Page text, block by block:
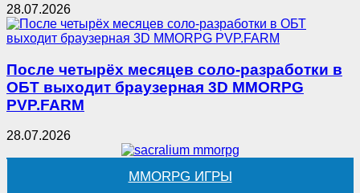
28.07.2026
После четырёх месяцев соло-разработки в
ОБТ выходит браузерная 3D MMORPG
PVP.FARM
28.07.2026
MMORPG ИГРЫ